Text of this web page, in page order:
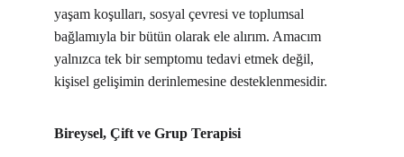
yaşam koşulları, sosyal çevresi ve toplumsal
bağlamıyla bir bütün olarak ele alırım. Amacım
yalnızca tek bir semptomu tedavi etmek değil,
kişisel gelişimin derinlemesine desteklenmesidir.
Bireysel, Çift ve Grup Terapisi